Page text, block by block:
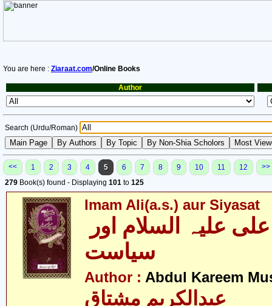
You are here : Ziaraat.com/Online Books
Author
Search (Urdu/Roman)
<< 1 2 3 4 5 6 7 8 9 10 11 12
>>
279 Book(s) found - Displaying 101 to 125
Imam Ali(a.s.) aur Siyasat
Author : Abdul Kareem
عبدالکریم مشتاق